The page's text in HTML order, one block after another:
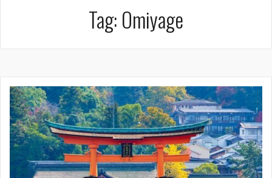
Tag:Omiyage